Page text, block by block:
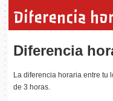
Diferencia
Diferencia
La diferencia horaria entre tu
de 3 horas.